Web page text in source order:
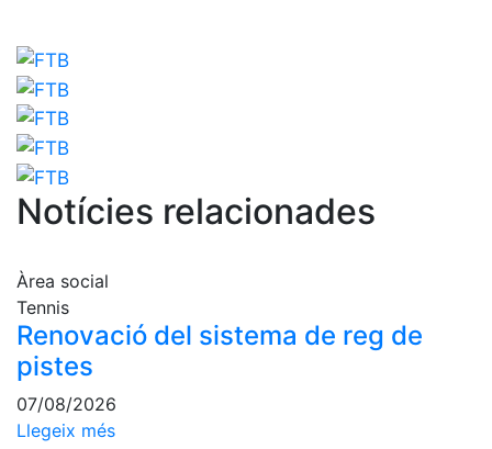
Normativa
Pàdel
Escola de
Pàdel
de joc
Quadre
d'Honor
Històric
del
Notícies relacionades
Àrea social
Tennis
Renovació del sistema de reg de
pistes
07/08/2026
Llegeix més